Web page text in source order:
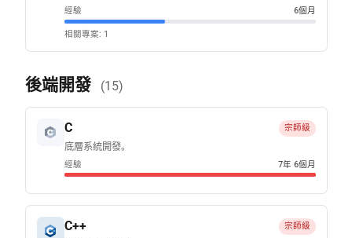
經驗 6個月
相關專案: 1
後端開發 (15)
C 宗師級
底層系統開發。
經驗 7年 6個月
C++ 宗師級